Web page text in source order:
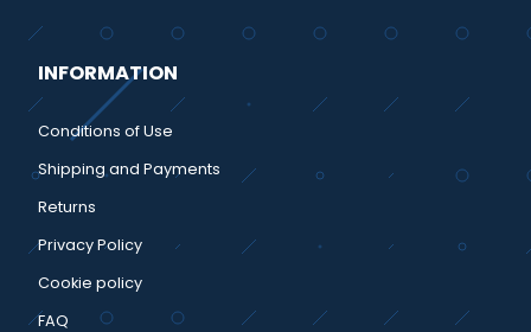
INFORMATION
Conditions of Use
Shipping and Payments
Returns
Privacy Policy
Cookie policy
FAQ